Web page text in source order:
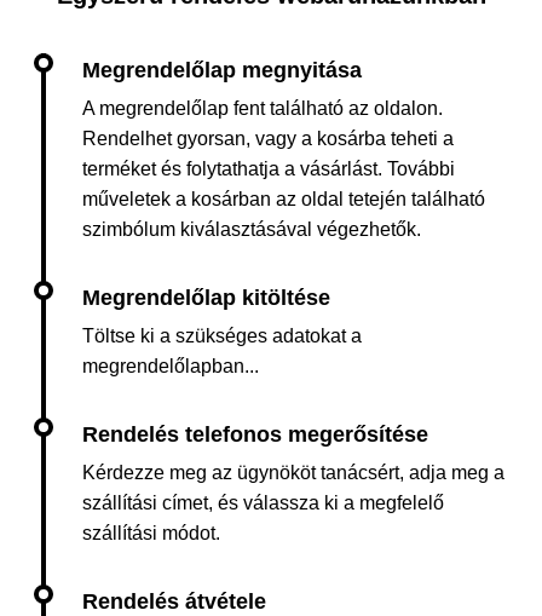
A megrendelőlap fent található az oldalon.
Rendelhet gyorsan, vagy a kosárba teheti a
terméket és folytathatja a vásárlást. További
műveletek a kosárban az oldal tetején található
szimbólum kiválasztásával végezhetők.
Töltse ki a szükséges adatokat a
megrendelőlapban...
Kérdezze meg az ügynököt tanácsért, adja meg a
szállítási címet, és válassza ki a megfelelő
szállítási módot.